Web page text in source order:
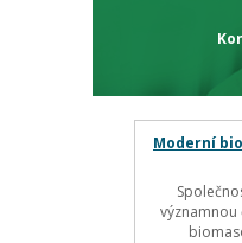
Moderní